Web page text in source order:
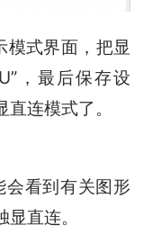
模式界面，把显
，最后保存设
连模式了。
会看到有关图形
直连。